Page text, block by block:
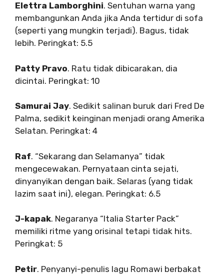
Elettra Lamborghini. Sentuhan warna yang
membangunkan Anda jika Anda tertidur di sofa
(seperti yang mungkin terjadi). Bagus, tidak
lebih. Peringkat: 5.5
Patty Pravo. Ratu tidak dibicarakan, dia
dicintai. Peringkat: 10
Samurai Jay. Sedikit salinan buruk dari Fred De
Palma, sedikit keinginan menjadi orang Amerika
Selatan. Peringkat: 4
Raf. “Sekarang dan Selamanya” tidak
mengecewakan. Pernyataan cinta sejati,
dinyanyikan dengan baik. Selaras (yang tidak
lazim saat ini), elegan. Peringkat: 6.5
J-kapak. Negaranya “Italia Starter Pack”
memiliki ritme yang orisinal tetapi tidak hits.
Peringkat: 5
Petir. Penyanyi-penulis lagu Romawi berbakat